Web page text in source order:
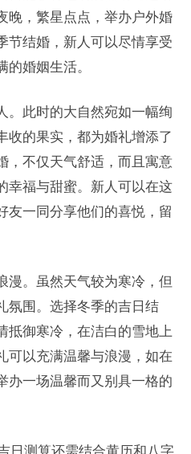
晚，繁星点点，举办户外婚
节结婚，新人可以尽情享受
的婚姻生活。
。此时的大自然宛如一幅绚
收的果实，都为婚礼增添了
，不仅天气舒适，而且寓意
幸福与甜蜜。新人可以在这
友一同分享他们的喜悦，留
漫。虽然天气较为寒冷，但
氛围。选择冬季的吉日结
抵御寒冷，在洁白的雪地上
可以充满温馨与浪漫，如在
办一场温馨而又别具一格的
日测算还需结合黄历和八字